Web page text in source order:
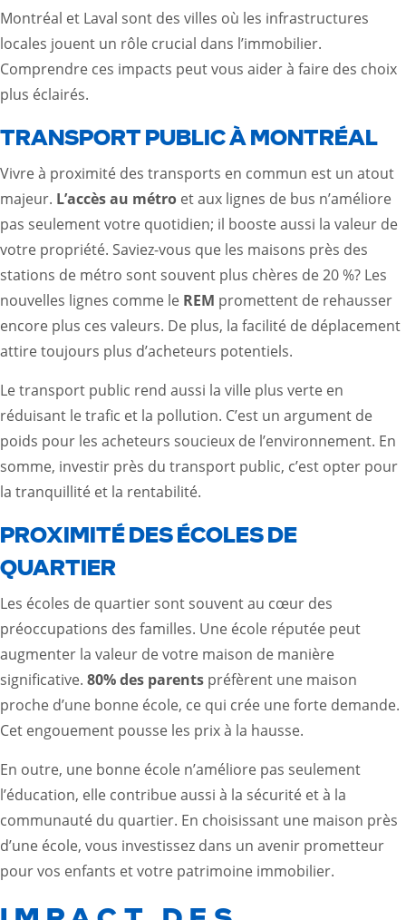
Montréal et Laval sont des villes où les infrastructures
locales jouent un rôle crucial dans l’immobilier.
Comprendre ces impacts peut vous aider à faire des choix
plus éclairés.
TRANSPORT PUBLIC À MONTRÉAL
Vivre à proximité des transports en commun est un atout
majeur. L’accès au métro et aux lignes de bus n’améliore
pas seulement votre quotidien; il booste aussi la valeur de
votre propriété. Saviez-vous que les maisons près des
stations de métro sont souvent plus chères de 20 %? Les
nouvelles lignes comme le REM promettent de rehausser
encore plus ces valeurs. De plus, la facilité de déplacement
attire toujours plus d’acheteurs potentiels.
Le transport public rend aussi la ville plus verte en
réduisant le trafic et la pollution. C’est un argument de
poids pour les acheteurs soucieux de l’environnement. En
somme, investir près du transport public, c’est opter pour
la tranquillité et la rentabilité.
PROXIMITÉ DES ÉCOLES DE
QUARTIER
Les écoles de quartier sont souvent au cœur des
préoccupations des familles. Une école réputée peut
augmenter la valeur de votre maison de manière
significative. 80% des parents préfèrent une maison
proche d’une bonne école, ce qui crée une forte demande.
Cet engouement pousse les prix à la hausse.
En outre, une bonne école n’améliore pas seulement
l’éducation, elle contribue aussi à la sécurité et à la
communauté du quartier. En choisissant une maison près
d’une école, vous investissez dans un avenir prometteur
pour vos enfants et votre patrimoine immobilier.